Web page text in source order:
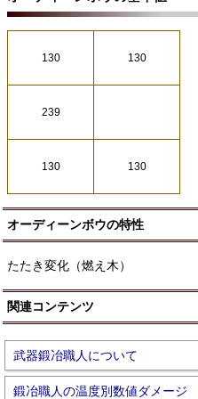
130 130
239
130 130
オーディーンボウの特性
たたき変化（燃え木）
関連コンテンツ
武器鍛冶職人について
鍛冶職人の温度別数値ダメージ